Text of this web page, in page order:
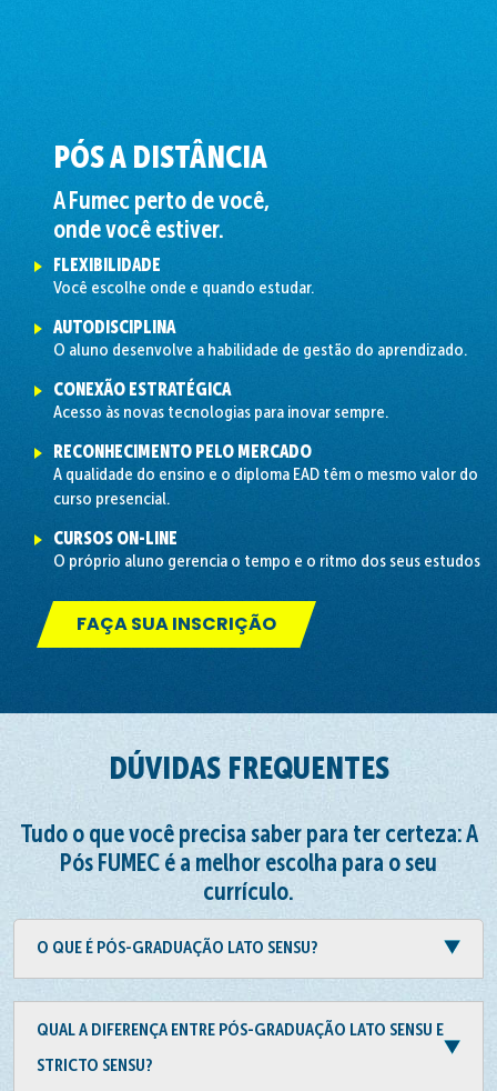
PÓS A DISTÂNCIA
A Fumec perto de você,
onde você estiver.
FLEXIBILIDADE
Você escolhe onde e quando estudar.
AUTODISCIPLINA
O aluno desenvolve a habilidade de gestão do aprendizado.
CONEXÃO ESTRATÉGICA
Acesso às novas tecnologias para inovar sempre.
RECONHECIMENTO PELO MERCADO
A qualidade do ensino e o diploma EAD têm o mesmo valor do
curso presencial.
CURSOS ON-LINE
O próprio aluno gerencia o tempo e o ritmo dos seus estudos
FAÇA SUA INSCRIÇÃO
DÚVIDAS FREQUENTES
Tudo o que você precisa saber para ter certeza: A
Pós FUMEC é a melhor escolha para o seu
currículo.
O QUE É PÓS-GRADUAÇÃO LATO SENSU?
QUAL A DIFERENÇA ENTRE PÓS-GRADUAÇÃO LATO SENSU E
STRICTO SENSU?